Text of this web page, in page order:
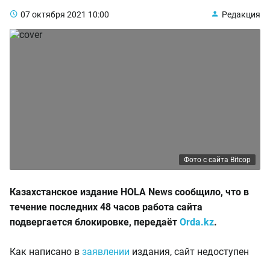
07 октября 2021 10:00 Редакция
Фото с сайта Вitcop
Казахстанское издание HOLA News сообщило, что в
течение последних 48 часов работа сайта
подвергается блокировке, передаёт Orda.kz.
Как написано в заявлении издания, сайт недоступен